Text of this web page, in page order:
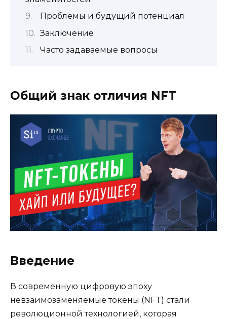
Проблемы и будущий потенциал
Заключение
Часто задаваемые вопросы
Общий знак отличия NFT
Введение
В современную цифровую эпоху
невзаимозаменяемые токены (NFT) стали
революционной технологией, которая